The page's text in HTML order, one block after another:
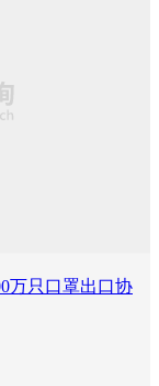
万只口罩出口协